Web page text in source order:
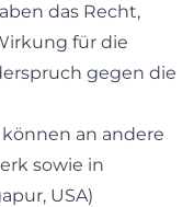
das Recht,
für die
gegen die
an andere
sowie in
USA)